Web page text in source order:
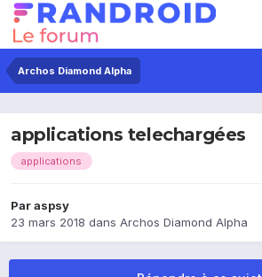
Archos Diamond Alpha
applications telechargées
applications
Paraspsy
23 mars 2018 dans Archos Diamond Alpha